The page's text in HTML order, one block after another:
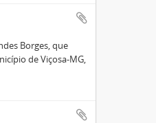
Borges, que
de Viçosa-MG,